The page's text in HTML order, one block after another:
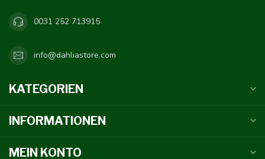
0031 252 713915
info@dahliastore.com
KATEGORIEN
INFORMATIONEN
MEIN KONTO